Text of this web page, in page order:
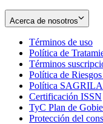
Acerca de nosotros
Términos de uso
in
Política de
Términos
Política de
Política
Certificación ISSN
TyC Plan de
Protección del